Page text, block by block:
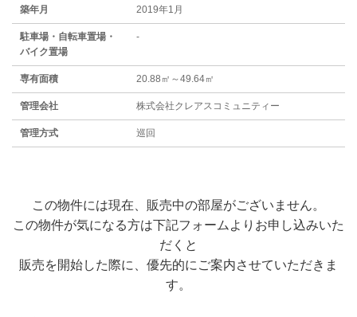
築年月 2019年1月
駐⾞場・⾃転⾞置場・
バイク置場
-
専有面積 20.88㎡～49.64㎡
管理会社 株式会社クレアスコミュニティー
管理方式 巡回
この物件には現在、販売中の部屋がございません。
この物件が気になる方は下記フォームよりお申し込みいた
だくと
販売を開始した際に、優先的にご案内させていただきま
す。